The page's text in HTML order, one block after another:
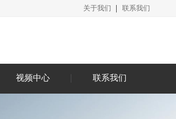
关于我们 联系我们
视频中心 联系我们